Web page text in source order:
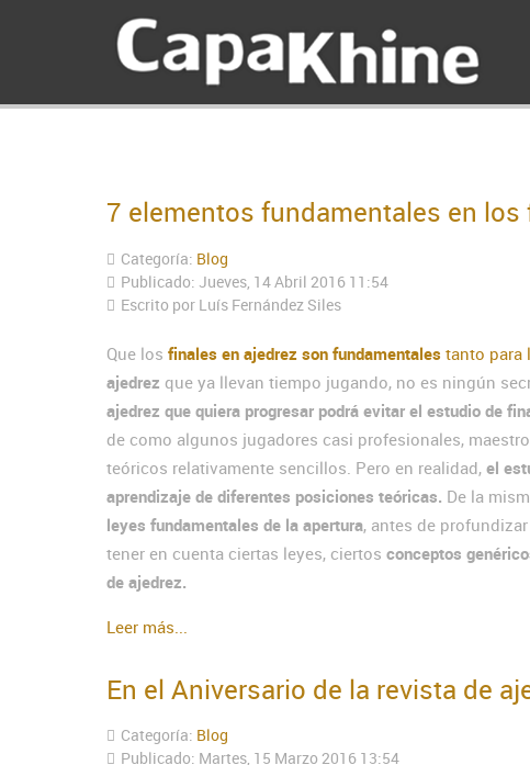
7 elementos fundamentales en los
Categoría: Blog
Publicado: Jueves, 14 Abril 2016 11:54
Escrito por Luís Fernández Siles
Que los finales en ajedrez son fundamentales tanto para
ajedrez que ya llevan tiempo jugando, no es ningún
ajedrez que quiera progresar podrá evitar el estudio de
de como algunos jugadores casi profesionales,
teóricos relativamente sencillos. Pero en realidad, el
aprendizaje de diferentes posiciones teóricas. De la
leyes fundamentales de la apertura, antes de
tener en cuenta ciertas leyes, ciertos conceptos
de ajedrez.
Leer más...
En el Aniversario de la revista de
Categoría: Blog
Publicado: Martes, 15 Marzo 2016 13:54